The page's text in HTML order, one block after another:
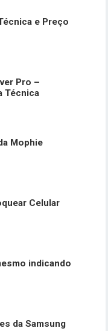
e Preço
Pro –
Técnica
Mophie
Celular
indicando
da Samsung